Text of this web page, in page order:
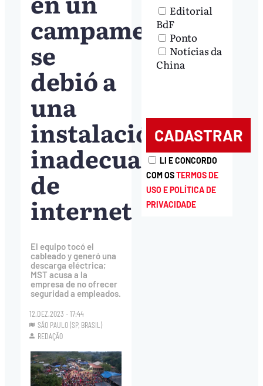
campamento
se
debió a
una
instalación
inadecuada
de
internet
El equipo tocó el
cableado y generó una
descarga eléctrica;
MST acusa a la
empresa de no ofrecer
seguridad a empleados.
12.DEZ.2023 - 17:44
SÃO PAULO (SP, BRASIL)
REDAÇÃO
Editorial
BdF
Ponto
Notícias da
China
LI E CONCORDO
COM OSTERMOS DE
USO E POLÍTICA DE
PRIVACIDADE